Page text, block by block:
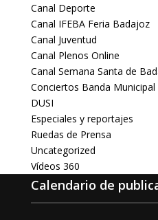
Canal Deporte
Canal IFEBA Feria Badajoz
Canal Juventud
Canal Plenos Online
Canal Semana Santa de
Conciertos Banda
DUSI
Especiales y reportajes
Ruedas de Prensa
Uncategorized
Vídeos 360
Calendario de